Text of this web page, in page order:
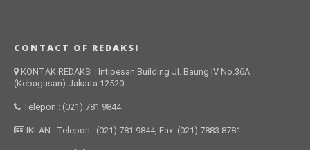
CONTACT OF REDAKSI
KONTAK REDAKSI : Intipesan Building Jl. Baung IV No.36A
(Kebagusan) Jakarta 12520.
Telepon : (021) 781 9844
IKLAN : Telepon : (021) 781 9844, Fax. (021) 7883 8781